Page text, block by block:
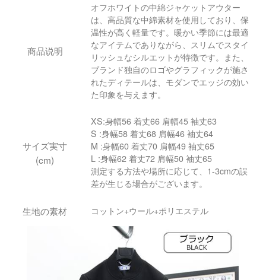
商品说明
オフホワイトの中綿ジャケットアウター
は、高品質な中綿素材を使用しており、保
温性が高く軽量です。暖かい季節には最適
なアイテムでありながら、スリムでスタイ
リッシュなシルエットが特徴です。また、
ブランド独自のロゴやグラフィックが施さ
れたディテールは、モダンでエッジの効い
た印象を与えます。
サイズ実寸
(cm)
XS:身幅56 着丈66 肩幅45 袖丈63
S :身幅58 着丈68 肩幅46 袖丈64
M :身幅60 着丈70 肩幅49 袖丈65
L :身幅62 着丈72 肩幅50 袖丈65
測定する方法や場所に応じて、1-3cmの誤
差が生じる場合がございます。
生地の素材 コットン+ウール+ポリエステル